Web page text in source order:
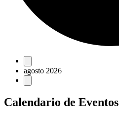
Eventos
agosto 2026
Calendario de Eventos